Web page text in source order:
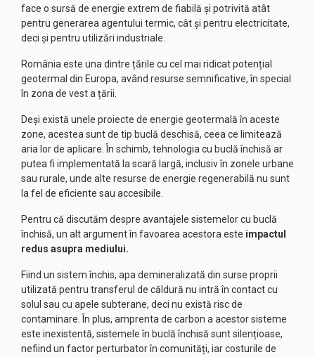
face o sursă de energie extrem de fiabilă și potrivită atât
pentru generarea agentului termic, cât și pentru electricitate,
deci și pentru utilizări industriale.
România este una dintre țările cu cel mai ridicat potențial
geotermal din Europa, având resurse semnificative, în special
în zona de vest a țării.
Deși există unele proiecte de energie geotermală în aceste
zone, acestea sunt de tip buclă deschisă, ceea ce limitează
aria lor de aplicare. În schimb, tehnologia cu buclă închisă ar
putea fi implementată la scară largă, inclusiv în zonele urbane
sau rurale, unde alte resurse de energie regenerabilă nu sunt
la fel de eficiente sau accesibile.
Pentru că discutăm despre avantajele sistemelor cu buclă
închisă, un alt argument în favoarea acestora este impactul
redus asupra mediului.
Fiind un sistem închis, apa demineralizată din surse proprii
utilizată pentru transferul de căldură nu intră în contact cu
solul sau cu apele subterane, deci nu există risc de
contaminare. În plus, amprenta de carbon a acestor sisteme
este inexistentă, sistemele în buclă închisă sunt silențioase,
nefiind un factor perturbator în comunități, iar costurile de